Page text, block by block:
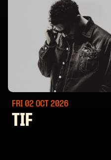
FRI 02 OCT 2026
TIF